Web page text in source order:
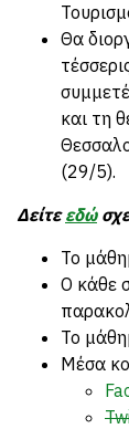
Θα
και τη
(29/5).
Δείτεεδώ
Το
Ο κάθε
Το
Mέσα